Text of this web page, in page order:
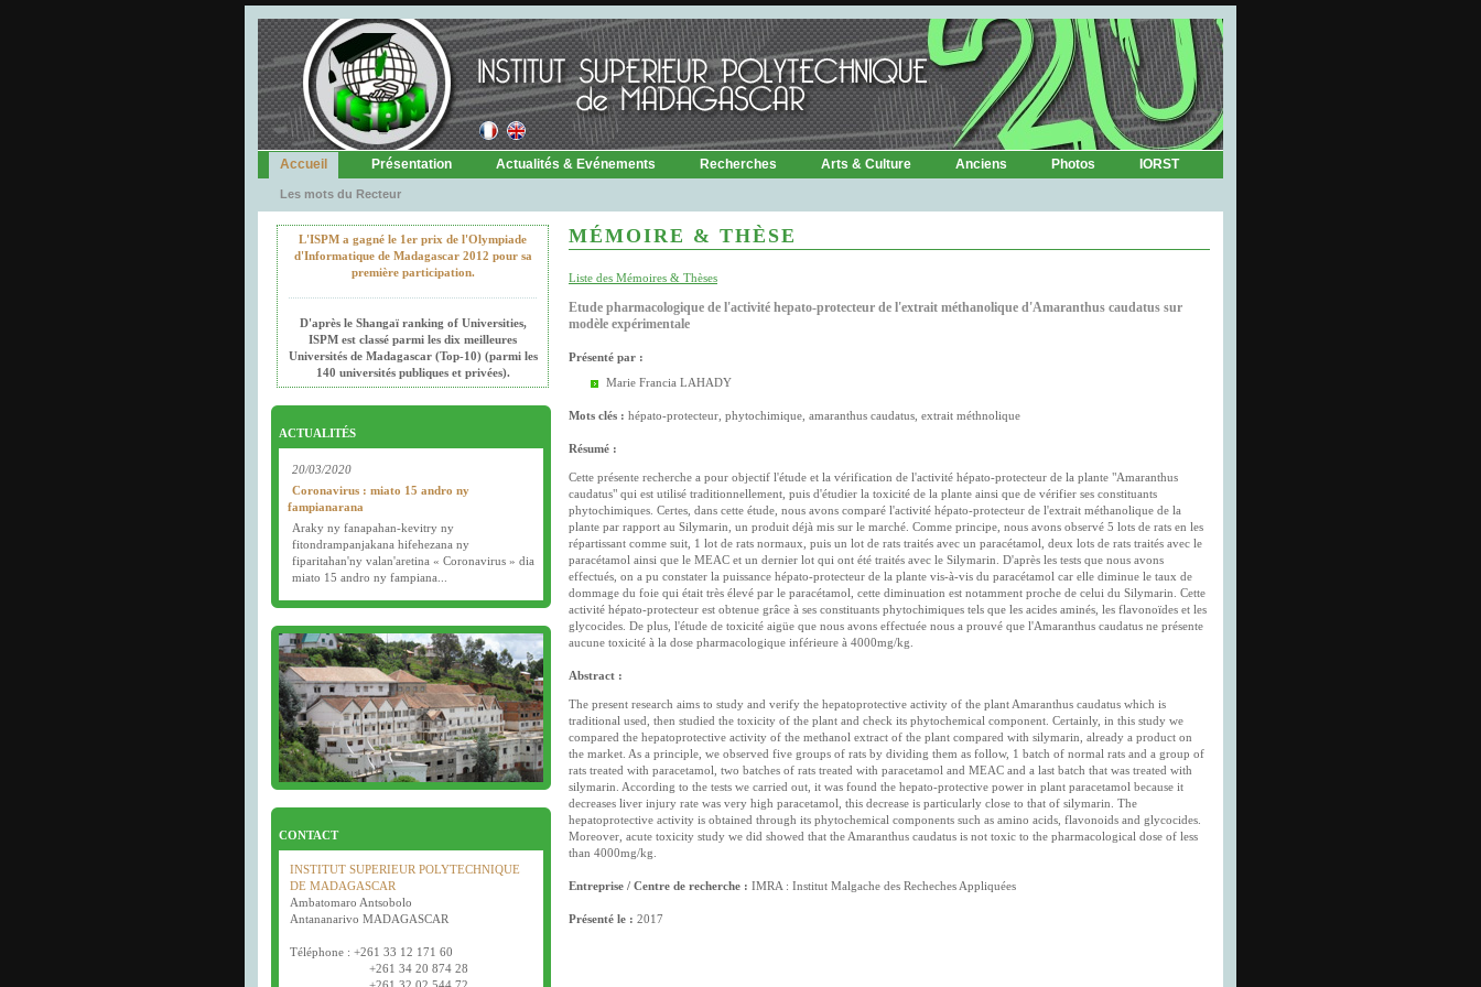
Accueil Présentation Actualités & Evénements Recherches Arts & Culture Anciens Photos IORST
Les mots du Recteur
L'ISPM a gagné le 1er prix de l'Olympiade
d'Informatique de Madagascar 2012 pour sa
première participation.
D'après le Shangaï ranking of Universities,
ISPM est classé parmi les dix meilleures
Universités de Madagascar (Top-10) (parmi les
140 universités publiques et privées).
ACTUALITÉS
20/03/2020
Coronavirus : miato 15 andro ny
fampianarana
Araky ny fanapahan-kevitry ny
fitondrampanjakana hifehezana ny
fiparitahan'ny valan'aretina « Coronavirus » dia
miato 15 andro ny fampiana...
Examens semestriels
Début des examens semestriels (1ère, 2e et 3e
année) : jeudi 26 mars 2020.
Bonne fête de Pâques tout le monde !
CONTACT
INSTITUT SUPERIEUR POLYTECHNIQUE
DE MADAGASCAR
Ambatomaro Antsobolo
Antananarivo MADAGASCAR
Téléphone : +261 33 12 171 60
+261 34 20 874 28
MÉMOIRE & THÈSE
Liste des Mémoires & Thèses
Etude pharmacologique de l'activité hepato-protecteur de l'extrait méthanolique d'Amaranthus caudatus sur
modèle expérimentale
Présenté par :
Marie Francia LAHADY
Mots clés : hépato-protecteur, phytochimique, amaranthus caudatus, extrait méthnolique
Résumé :
Cette présente recherche a pour objectif l'étude et la vérification de l'activité hépato-protecteur de la plante "Amaranthus
caudatus" qui est utilisé traditionnellement, puis d'étudier la toxicité de la plante ainsi que de vérifier ses constituants
phytochimiques. Certes, dans cette étude, nous avons comparé l'activité hépato-protecteur de l'extrait méthanolique de la
plante par rapport au Silymarin, un produit déjà mis sur le marché. Comme principe, nous avons observé 5 lots de rats en les
répartissant comme suit, 1 lot de rats normaux, puis un lot de rats traités avec un paracétamol, deux lots de rats traités avec le
paracétamol ainsi que le MEAC et un dernier lot qui ont été traités avec le Silymarin. D'après les tests que nous avons
effectués, on a pu constater la puissance hépato-protecteur de la plante vis-à-vis du paracétamol car elle diminue le taux de
dommage du foie qui était très élevé par le paracétamol, cette diminuation est notamment proche de celui du Silymarin. Cette
activité hépato-protecteur est obtenue grâce à ses constituants phytochimiques tels que les acides aminés, les flavonoïdes et les
glycocides. De plus, l'étude de toxicité aigüe que nous avons effectuée nous a prouvé que l'Amaranthus caudatus ne présente
aucune toxicité à la dose pharmacologique inférieure à 4000mg/kg.
Abstract :
The present research aims to study and verify the hepatoprotective activity of the plant Amaranthus caudatus which is
traditional used, then studied the toxicity of the plant and check its phytochemical component. Certainly, in this study we
compared the hepatoprotective activity of the methanol extract of the plant compared with silymarin, already a product on
the market. As a principle, we observed five groups of rats by dividing them as follow, 1 batch of normal rats and a group of
rats treated with paracetamol, two batches of rats treated with paracetamol and MEAC and a last batch that was treated with
silymarin. According to the tests we carried out, it was found the hepato-protective power in plant paracetamol because it
decreases liver injury rate was very high paracetamol, this decrease is particularly close to that of silymarin. The
hepatoprotective activity is obtained through its phytochemical components such as amino acids, flavonoids and glycocides.
Moreover, acute toxicity study we did showed that the Amaranthus caudatus is not toxic to the pharmacological dose of less
than 4000mg/kg.
Entreprise / Centre de recherche : IMRA : Institut Malgache des Recheches Appliquées
Présenté le : 2017